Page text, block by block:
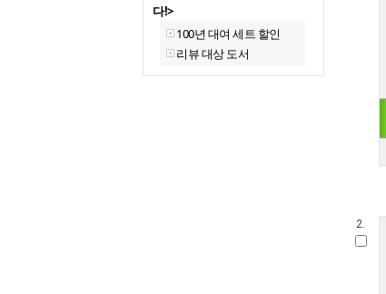
다!>
100년 대여 세트 할인
리뷰 대상 도서
2.